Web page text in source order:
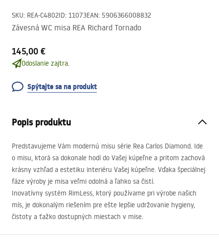
SKU: REA-C4802ID: 11073EAN: 5906366008832
Závesná WC misa REA Richard Tornado
145,00 €
Odoslanie zajtra.
Spýtajte sa na produkt
Popis produktu
Predstavujeme Vám modernú misu série Rea Carlos Diamond. Ide
o misu, ktorá sa dokonale hodí do Vašej kúpeľne a pritom zachová
krásny vzhľad a estetiku interiéru Vašej kúpeľne. Vďaka špeciálnej
fáze výroby je misa veľmi odolná a ľahko sa čistí.
Inovatívny systém RimLess, ktorý používame pri výrobe našich
mís, je dokonalým riešením pre ešte lepšie udržovanie hygieny,
čistoty a ťažko dostupných miestach v mise.